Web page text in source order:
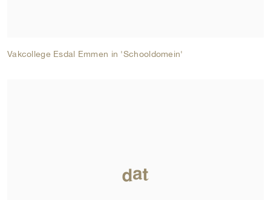
Vakcollege Esdal Emmen in 'Schooldomein'